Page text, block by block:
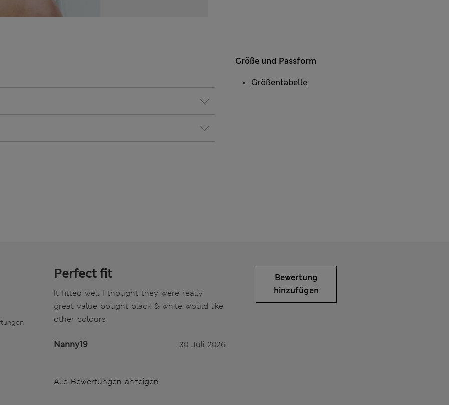
Größe und Passform
Größentabelle
Perfect fit
It fitted well I thought they were really
great value bought black & white would like
other colours
Nanny19 30 Juli 2026
Alle Bewertungen anzeigen
Bewertung
hinzufügen